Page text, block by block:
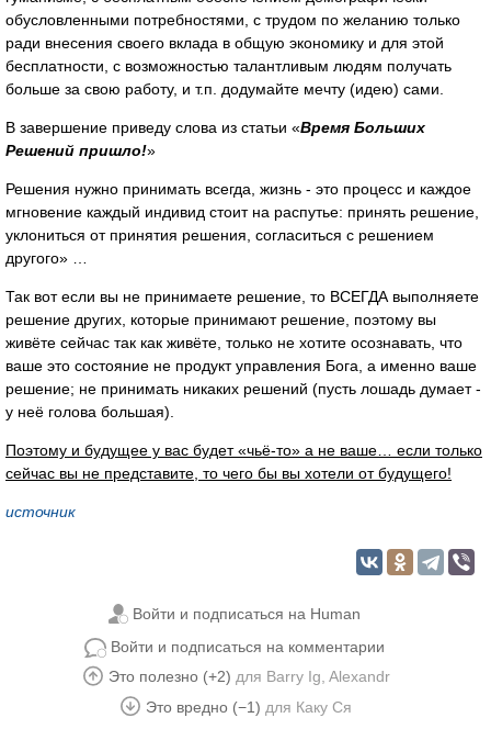
обусловленными потребностями, с трудом по желанию только
ради внесения своего вклада в общую экономику и для этой
бесплатности, с возможностью талантливым людям получать
больше за свою работу, и т.п. додумайте мечту (идею) сами.
В завершение приведу слова из статьи «Время Больших
Решений пришло!»
Решения нужно принимать всегда, жизнь - это процесс и каждое
мгновение каждый индивид стоит на распутье: принять решение,
уклониться от принятия решения, согласиться с решением
другого» …
Так вот если вы не принимаете решение, то ВСЕГДА выполняете
решение других, которые принимают решение, поэтому вы
живёте сейчас так как живёте, только не хотите осознавать, что
ваше это состояние не продукт управления Бога, а именно ваше
решение; не принимать никаких решений (пусть лошадь думает -
у неё голова большая).
Поэтому и будущее у вас будет «чьё-то» а не ваше… если только
сейчас вы не представите, то чего бы вы хотели от будущего!
источник
Войти и подписаться на Human
Войти и подписаться на комментарии
Это полезно (+2) для Barry Ig Alexandr
Это вредно (−1) для Каку Ся